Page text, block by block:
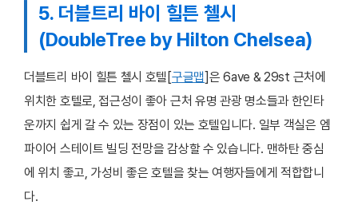
5. 더블트리 바이 힐튼 첼시
(DoubleTree by Hilton Chelsea)
더블트리 바이 힐튼 첼시 호텔[구글맵]은 6ave & 29st 근처에
위치한 호텔로, 접근성이 좋아 근처 유명 관광 명소들과 한인타
운까지 쉽게 갈 수 있는 장점이 있는 호텔입니다. 일부 객실은 엠
파이어 스테이트 빌딩 전망을 감상할 수 있습니다. 맨하탄 중심
에 위치 좋고, 가성비 좋은 호텔을 찾는 여행자들에게 적합합니
다.